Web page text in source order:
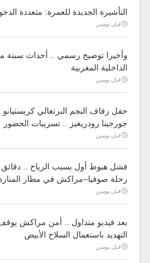
التأشيرة الجديدة للعمرة: متعددة
قبل يومين
وأخيرا توضيح رسمي .. أحداث سبتة
الداخلية المغربية
قبل يومين
حفل زفاف النجم البرتغالي كريستيانو
جورجينا رودريغيز .. تسريبات الحضور
قبل يومين
فشل هبوط أول بسبب الرياح ..
رحلة صوفيا–مراكش في مطار
قبل يومين
بعد فيديو متداول .. أمن مراكش
التهديد باستعمال السلاح الأبيض
قبل يومين